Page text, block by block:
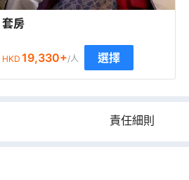
套房
HKD 19,330+/人 選擇
責任細則